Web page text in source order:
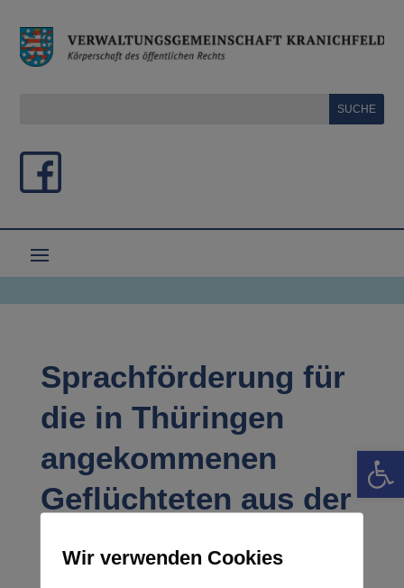
Sprachförderung für
die in Thüringen
angekommenen
Geflüchteten aus der
Wir verwenden Cookies